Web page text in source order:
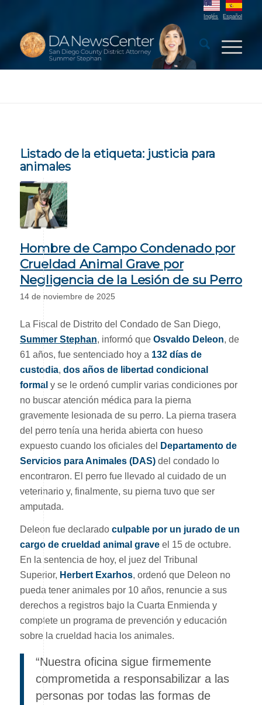
Inglés Español
Listado de la etiqueta: justicia para
animales
Hombre de Campo Condenado por
Crueldad Animal Grave por
Negligencia de la Lesión de su Perro
14 de noviembre de 2025
La Fiscal de Distrito del Condado de San Diego,
Summer Stephan, informó que Osvaldo Deleon, de
61 años, fue sentenciado hoy a 132 días de
custodia, dos años de libertad condicional
formal y se le ordenó cumplir varias condiciones por
no buscar atención médica para la pierna
gravemente lesionada de su perro. La pierna trasera
del perro tenía una herida abierta con hueso
expuesto cuando los oficiales del
Departamento de
Servicios para Animales (DAS)del condado lo
encontraron. El perro fue llevado al cuidado de un
veterinario y, finalmente, su pierna tuvo que ser
amputada.
Deleon fue declarado culpable por un jurado de un
cargo de crueldad animal graveel 15 de octubre.
En la sentencia de hoy, el juez del Tribunal
Superior, Herbert Exarhos, ordenó que Deleon no
pueda tener animales por 10 años, renuncie a sus
derechos a registros bajo la Cuarta Enmienda y
complete un programa de prevención y educación
sobre la crueldad hacia los animales.
“Nuestra oficina sigue firmemente
comprometida a responsabilizar a las
personas por todas las formas de